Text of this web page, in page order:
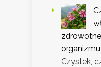
organizmu
Czystek,